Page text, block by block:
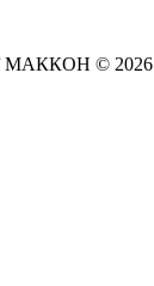
МАККОН © 2026